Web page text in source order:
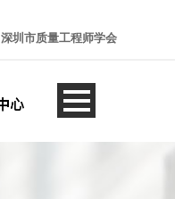
深圳市质量工程师学会